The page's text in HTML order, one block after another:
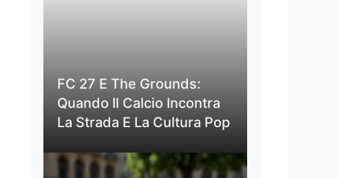
FC 27 E The Grounds:
Quando Il Calcio Incontra
La Strada E La Cultura Pop